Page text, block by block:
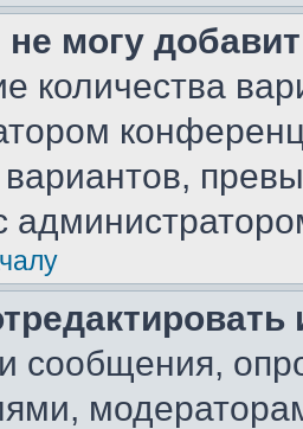
могу
количества
вариантов,
сообщения,